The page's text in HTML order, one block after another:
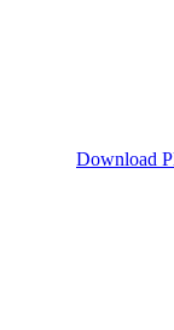
Download